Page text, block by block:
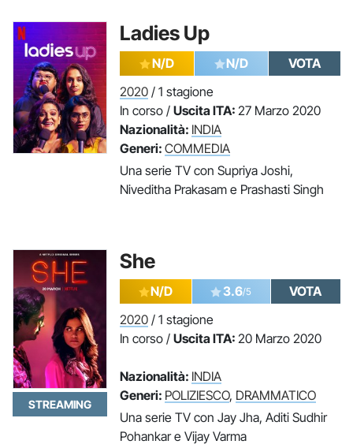
Ladies Up
N/D N/D
VOTA
2020 / 1 stagione
In corso / Uscita ITA: 27 Marzo 2020
Nazionalità: INDIA
Generi: COMMEDIA
Una serie TV con Supriya Joshi,
Niveditha Prakasam e Prashasti Singh
She
STREAMING
N/D 3.6/5
VOTA
2020 / 1 stagione
In corso / Uscita ITA: 20 Marzo 2020
Nazionalità: INDIA
Generi: POLIZIESCO, DRAMMATICO
Una serie TV con Jay Jha, Aditi Sudhir
Pohankar e Vijay Varma